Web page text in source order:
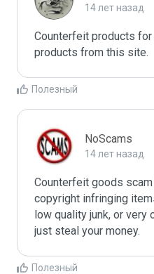
14 лет назад
Counterfeit products
products from this site.
Полезный
NoScams
14 лет назад
Counterfeit goods
copyright infringing
low quality junk, or very
Полезный